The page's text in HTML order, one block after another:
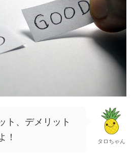
ト、デメリット
！
タロちゃん